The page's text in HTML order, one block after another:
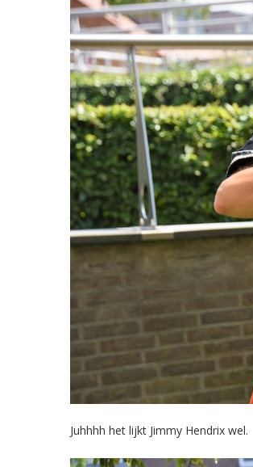
Juhhhh het lijkt Jimmy Hendrix wel.